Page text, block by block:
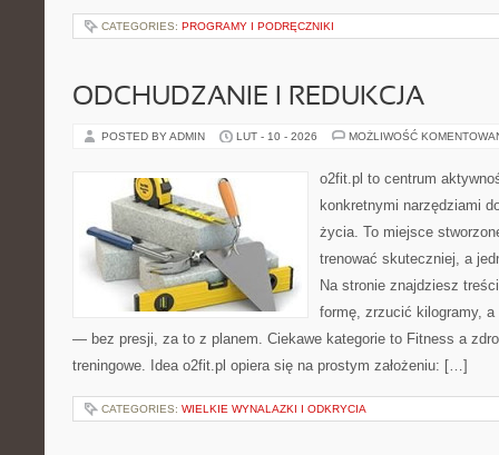
CATEGORIES: PROGRAMY I PODRĘCZNIKI
ODCHUDZANIE I REDUKCJA
POSTED BY ADMIN LUT - 10 - 2026 MOŻLIWOŚĆ
o2fit.pl to centrum
konkretnymi narzędziami
życia. To miejsce
trenować skuteczniej, a
Na stronie znajdziesz
formę, zrzucić kilogramy,
— bez presji, za to z planem. Ciekawe kategorie to Fitness a
treningowe. Idea o2fit.pl opiera się na prostym założeniu: […]
CATEGORIES: WIELKIE WYNALAZKI I ODKRYCIA